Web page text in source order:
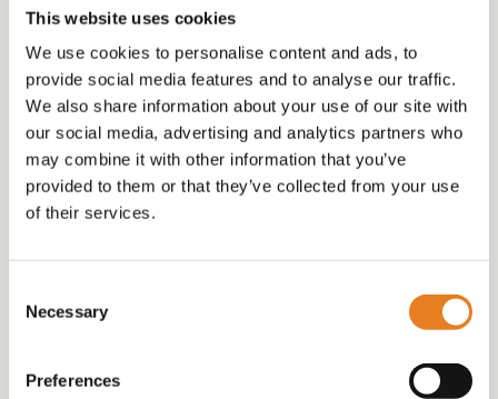
This website uses cookies
We use cookies to personalise content and ads, to
provide social media features and to analyse our traffic.
We also share information about your use of our site with
our social media, advertising and analytics partners who
may combine it with other information that you’ve
provided to them or that they’ve collected from your use
of their services.
Selection
Necessary
Preferences
PARTY – HALAL – BITES
€ 60.00